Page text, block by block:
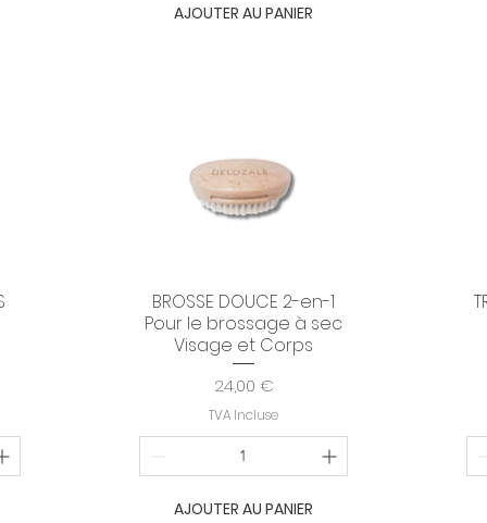
0
t
r
e
s
AJOUTER AU PANIER
Aperçu rapide
BROSSE DOUCE 2-en-1
Pour le brossage à sec
Visage et Corps
Prix
24,00 €
TVA Incluse
AJOUTER AU PANIER